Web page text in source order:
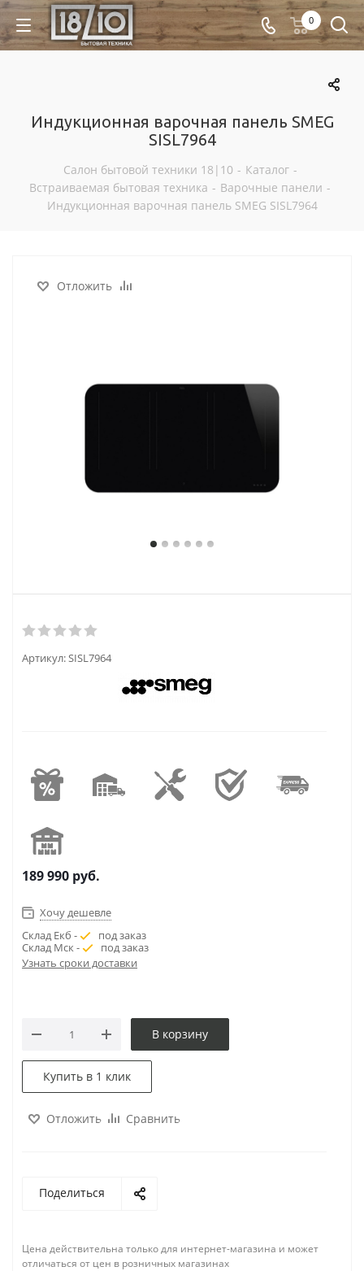
0
Индукционная варочная панель SMEG
SISL7964
Салон бытовой техники 18|10 - Каталог -
Встраиваемая бытовая техника - Варочные панели -
Индукционная варочная панель SMEG SISL7964
Отложить
Артикул:SISL7964
189 990 руб.
Хочу дешевле
Склад Екб -
под заказ
Склад Мск -
под заказ
Узнать сроки доставки
В корзину
Купить в 1 клик
Отложить Сравнить
Поделиться
Цена действительна только для интернет-магазина и может
отличаться от цен в розничных магазинах